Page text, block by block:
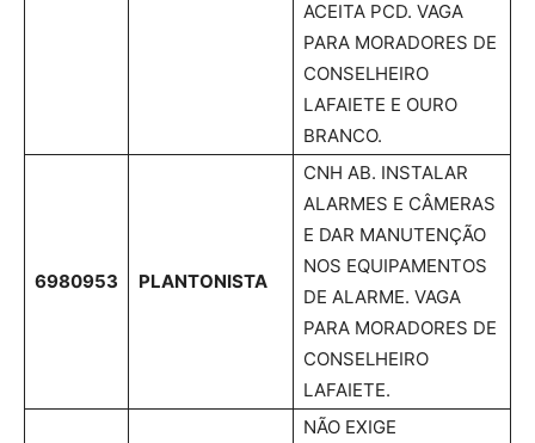
ACEITA PCD. VAGA
PARA MORADORES DE
CONSELHEIRO
LAFAIETE E OURO
BRANCO.
6980953 PLANTONISTA
CNH AB. INSTALAR
ALARMES E CÂMERAS
E DAR MANUTENÇÃO
NOS EQUIPAMENTOS
DE ALARME. VAGA
PARA MORADORES DE
CONSELHEIRO
LAFAIETE.
NÃO EXIGE